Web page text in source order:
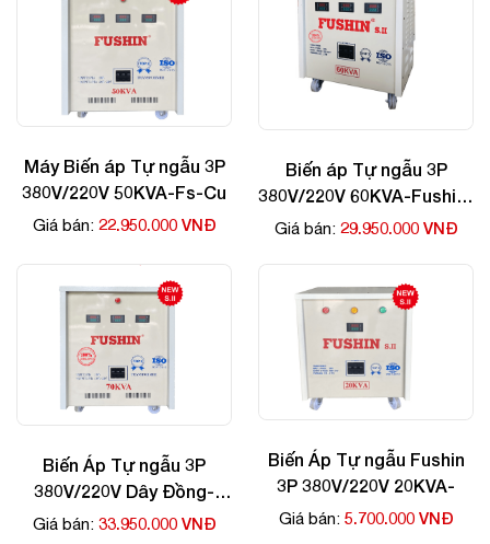
Máy Biến áp Tự ngẫu 3P
380V/220V 50KVA-Fs-Cu
Giá bán: 22.950.000 VNĐ
Biến áp Tự ngẫu 3P
380V/220V 60KVA-Fushin-
Cu
Giá bán: 29.950.000 VNĐ
Biến Áp Tự ngẫu 3P
380V/220V Dây Đồng-
70kva
Giá bán: 33.950.000 VNĐ
Biến Áp Tự ngẫu Fushin
3P 380V/220V 20KVA-
Giá bán: 5.700.000 VNĐ